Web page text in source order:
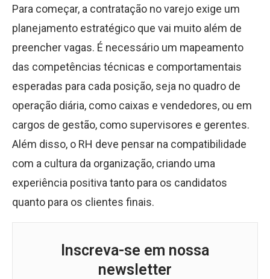
Para começar, a contratação no varejo exige um
planejamento estratégico que vai muito além de
preencher vagas. É necessário um mapeamento
das competências técnicas e comportamentais
esperadas para cada posição, seja no quadro de
operação diária, como caixas e vendedores, ou em
cargos de gestão, como supervisores e gerentes.
Além disso, o RH deve pensar na compatibilidade
com a cultura da organização, criando uma
experiência positiva tanto para os candidatos
quanto para os clientes finais.
Inscreva-se em nossa
newsletter